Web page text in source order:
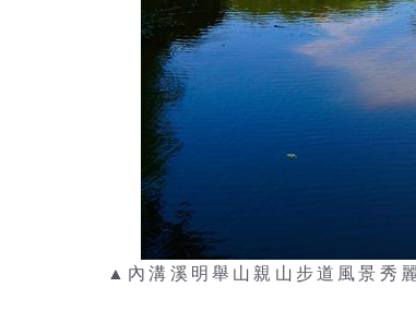
▲內溝溪明舉山親山步道風景秀